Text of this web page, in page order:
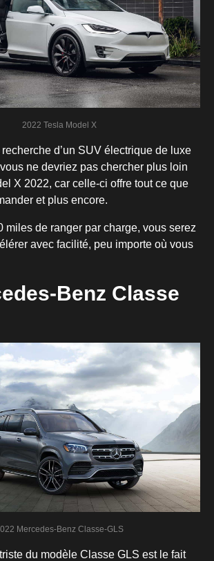
2022 Tesla Model X
d’un SUV électrique de luxe
ne devriez pas chercher plus loin
X 2022, car celle-ci offre tout ce que
et plus encore.
miles de ranger par charge, vous serez
avec facilité, peu importe où vous
Benz Classe
Mercedes-Benz Classe-GLS
du modèle Classe GLS est le fait